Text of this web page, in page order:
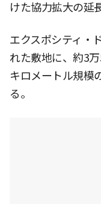
けた協力拡大の延
エクスポシティ・
れた敷地に、約3
キロメートル規模
る。